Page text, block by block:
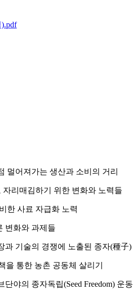
멀어져가는 생산과 소비의 거리
리매김하기 위한 변화와 노력들
한 사료 자급화 노력
변화와 과제들
과 기술의 경쟁에 노출된 종자(種子)
을 통한 농촌 공동체 살리기
야의 종자독립(Seed Freedom) 운동